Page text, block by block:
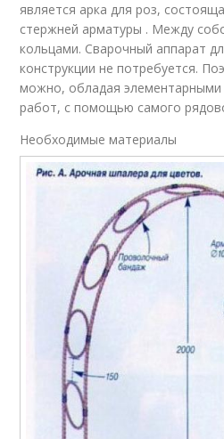
является арка для роз,
стержней арматуры . Между
кольцами. Сварочный аппарат
конструкции не потребуется.
можно, обладая элементарными
работ, с помощью самого
Необходимые материалы